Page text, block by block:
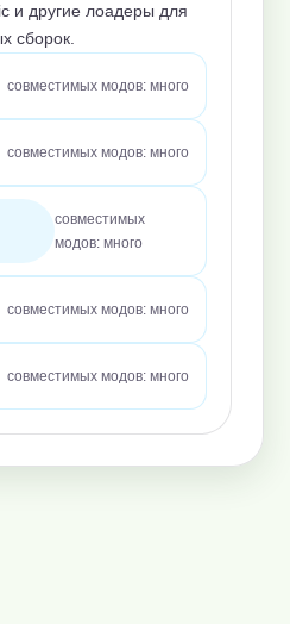
и другие лоадеры для
сборок.
совместимых модов: много
совместимых модов: много
совместимых
модов: много
совместимых модов: много
совместимых модов: много